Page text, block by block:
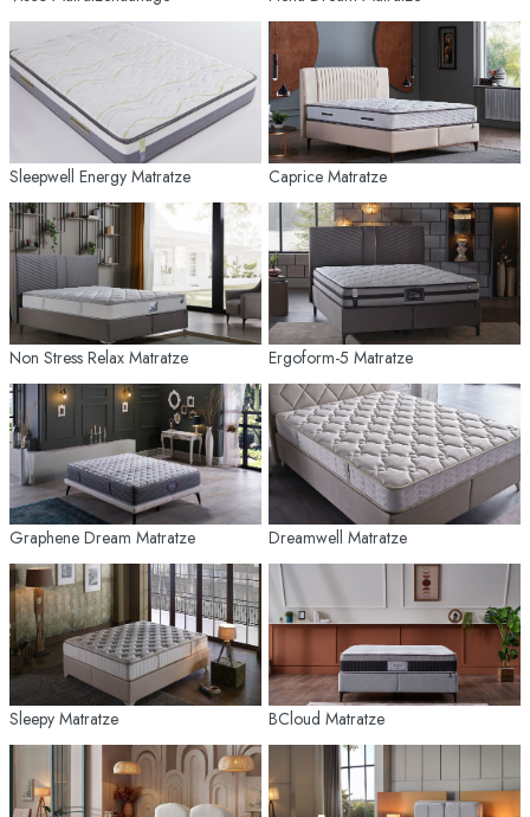
Sleepwell Energy Matratze Caprice Matratze
Non Stress Relax Matratze Ergoform-5 Matratze
Graphene Dream Matratze Dreamwell Matratze
Sleepy Matratze BCloud Matratze